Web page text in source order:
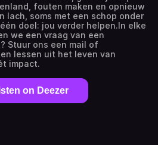
fouten maken en opnieuw
lach, soms met een schop onder
doel: jou verder helpen.In elke
we een vraag van een
Stuur ons een mail of
lessen uit het leven van
impact.
on Deezer